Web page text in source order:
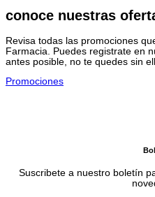
conoce nuestras
Revisa todas las promociones
Farmacia. Puedes registrate en
antes posible, no te quedes sin
Promociones
Suscribete a nuestro boletín